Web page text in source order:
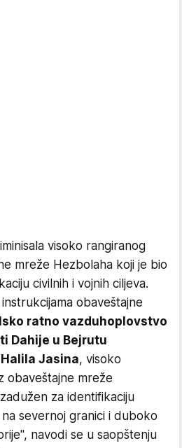
visoko rangiranog
mreže Hezbolaha koji je bio
civilnih i vojnih ciljeva.
obaveštajne
ratno vazduhoplovstvo
Dahije u Bejrutu
Jasina, visoko
obaveštajne mreže
za identifikaciju
severnoj granici i duboko
navodi se u saopštenju